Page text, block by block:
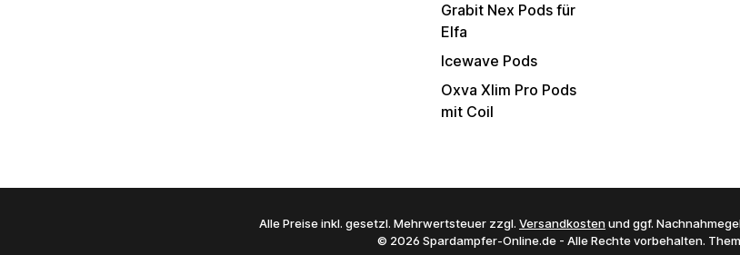
Grabit Nex Pods für
Elfa
Icewave Pods
Oxva Xlim Pro Pods
mit Coil
Alle Preise inkl. gesetzl. Mehrwertsteuer zzgl. Versandkosten und ggf.
© 2026 Spardampfer-Online.de - Alle Rechte vorbehalten.